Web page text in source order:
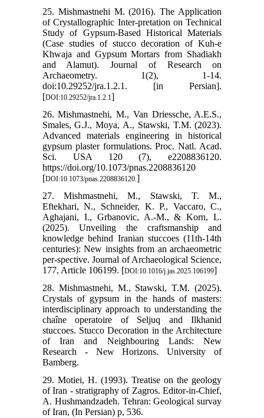
25. Mishmastnehi M. (2016). The Application
of Crystallographic Inter-pretation on Technical
Study of Gypsum-Based Historical Materials
(Case studies of stucco decoration of Kuh-e
Khwaja and Gypsum Mortars from Shadiakh
and Alamut). Journal of Research on
Archaeometry. 1(2), 1-14.
doi:10.29252/jra.1.2.1. [in Persian].
[DOI:10.29252/jra.1.2.1]
26. Mishmastnehi, M., Van Driessche, A.E.S.,
Smales, G.J., Moya, A., Stawski, T.M. (2023).
Advanced materials engineering in historical
gypsum plaster formulations. Proc. Natl. Acad.
Sci. USA 120 (7), e2208836120.
https://doi.org/10.1073/pnas.2208836120
[DOI:10.1073/pnas.2208836120.]
27. Mishmastnehi, M., Stawski, T. M.,
Eftekhari, N., Schneider, K. P., Vaccaro, C.,
Aghajani, I., Grbanovic, A.-M., & Korn, L.
(2025). Unveiling the craftsmanship and
knowledge behind Iranian stuccoes (11th-14th
centuries): New insights from an archaeometric
per-spective. Journal of Archaeological Science,
177, Article 106199. [DOI:10.1016/j.jas.2025.106199]
28. Mishmastnehi, M., Stawski, T.M. (2025).
Crystals of gypsum in the hands of masters:
interdisciplinary approach to understanding the
chaîne operatoire of Seljuq and Ilkhanid
stuccoes. Stucco Decoration in the Architecture
of Iran and Neighbouring Lands: New
Research - New Horizons. University of
Bamberg.
29. Motiei, H. (1993). Treatise on the geology
of Iran - stratigraphy of Zagros. Editor-in-Chief,
A. Hushmandzadeh. Tehran: Geological survay
of Iran, (In Persian) p, 536.